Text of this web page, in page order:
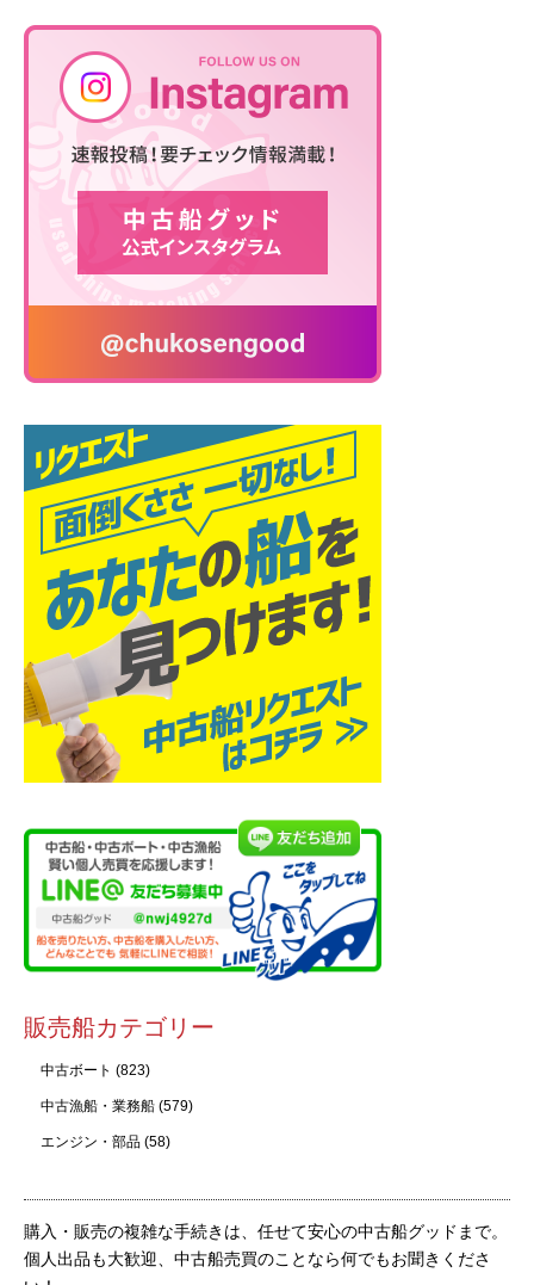
販売船カテゴリー
中古ボート (823)
中古漁船・業務船 (579)
エンジン・部品 (58)
購入・販売の複雑な手続きは、任せて安心の中古船グッドまで。
個人出品も大歓迎、中古船売買のことなら何でもお聞きくださ